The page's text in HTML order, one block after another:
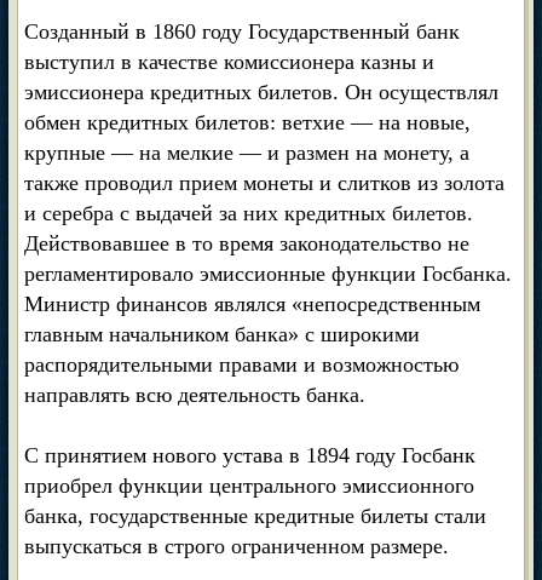
Созданный в 1860 году Государственный банк
выступил в качестве комиссионера казны и
эмиссионера кредитных билетов. Он осуществлял
обмен кредитных билетов: ветхие — на новые,
крупные — на мелкие — и размен на монету, а
также проводил прием монеты и слитков из золота
и серебра с выдачей за них кредитных билетов.
Действовавшее в то время законодательство не
регламентировало эмиссионные функции Госбанка.
Министр финансов являлся «непосредственным
главным начальником банка» с широкими
распорядительными правами и возможностью
направлять всю деятельность банка.
С принятием нового устава в 1894 году Госбанк
приобрел функции центрального эмиссионного
банка, государственные кредитные билеты стали
выпускаться в строго ограниченном размере.